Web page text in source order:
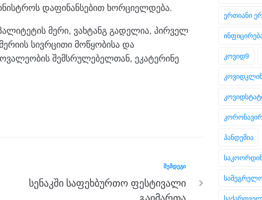
დაფინანსებით ხორციელდება.
მერი, ვახტანგ გადელია, პირველ
სივრცითი მოწყობისა და
შემსრულებელთან, ეკატერინე
ᲨᲔᲛᲓᲔᲒᲘ
სენაკში საფეხბურთო ფესტივალი
ერთიანი
კოვიდ9
პანდემია